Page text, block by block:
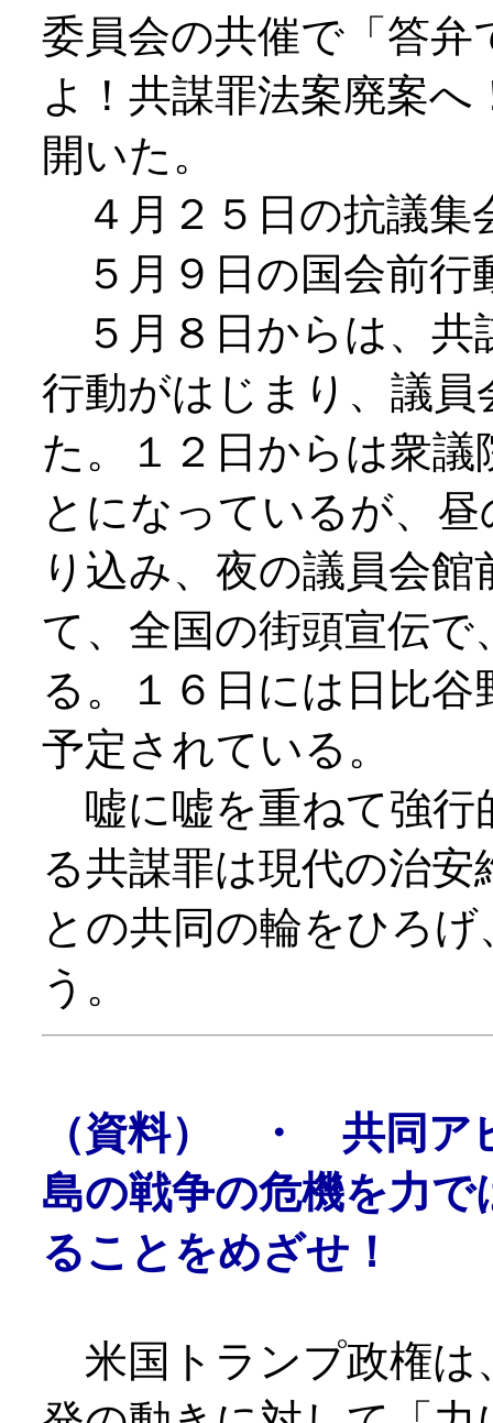
委員会の共催で「答
よ！共謀罪法案廃案
開いた。
４月２５日の抗議集
５月９日の国会前行
５月８日からは、共
行動がはじまり、議
た。１２日からは衆
とになっているが、
り込み、夜の議員会
て、全国の街頭宣伝
る。１６日には日比
予定されている。
嘘に嘘を重ねて強行
る共謀罪は現代の治
との共同の輪をひろ
う。
（資料） ・ 共同ア
島の戦争の危機を力
ることをめざせ！
米国トランプ政権は